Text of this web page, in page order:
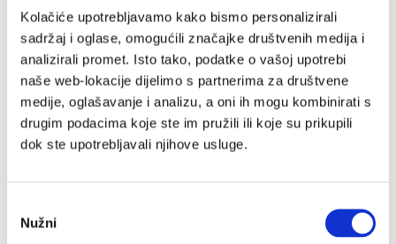
Kolačiće upotrebljavamo kako bismo personalizirali
sadržaj i oglase, omogućili značajke društvenih medija i
analizirali promet. Isto tako, podatke o vašoj upotrebi
naše web-lokacije dijelimo s partnerima za društvene
medije, oglašavanje i analizu, a oni ih mogu kombinirati s
drugim podacima koje ste im pružili ili koje su prikupili
dok ste upotrebljavali njihove usluge.
pristanka
Nužni
AmCham Talents 2023
AmCham Talents 2022
AmCham Talents 2021
AmCham Talents 2020
AmCham Talents 2019
AmCham Talents 2018
AmCham Talents Alumni
Boardroom Discussions: Digitalna transformacija iz
perspektive predsjednika uprave